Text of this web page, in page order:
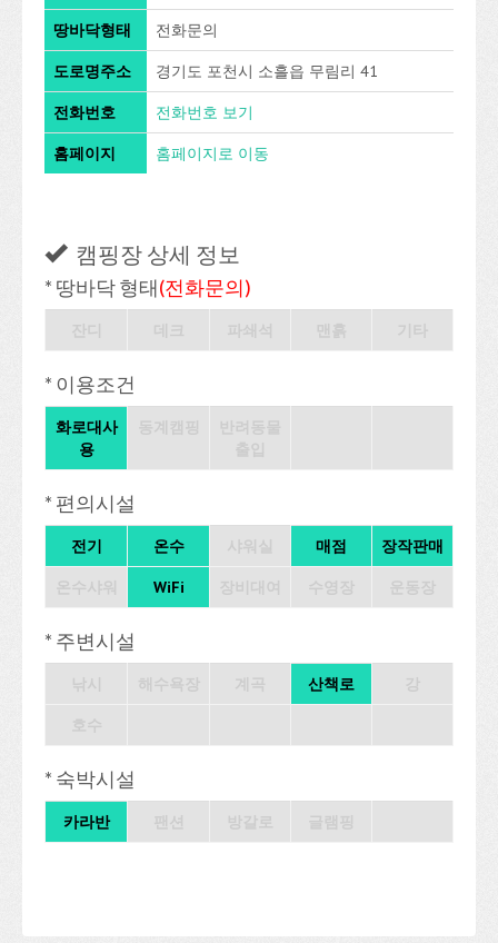
땅바닥형태 전화문의
도로명주소 경기도 포천시 소흘읍 무림리 41
전화번호 전화번호 보기
홈페이지 홈페이지로 이동
캠핑장 상세 정보
* 땅바닥 형태(전화문의)
* 이용조건
화로대사
용
* 편의시설
전기 온수 매점 장작판매
WiFi
* 주변시설
산책로
* 숙박시설
카라반